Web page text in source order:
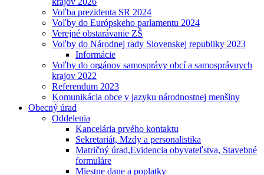
Voľba prezidenta SR 2024
Voľby do Európskeho parlamentu 2024
Verejné obstarávanie ZŠ
Voľby do Národnej rady Slovenskej republiky 2023
Informácie
Voľby do orgánov samosprávy obcí a samosprávnych
krajov 2022
Referendum 2023
Komunikácia obce v jazyku národnostnej menšiny
Obecný úrad
Oddelenia
Kancelária prvého kontaktu
Sekretariát, Mzdy a personalistika
Matričný úrad,Evidencia obyvateľstva, Stavebné
formuláre
Miestne dane a poplatky